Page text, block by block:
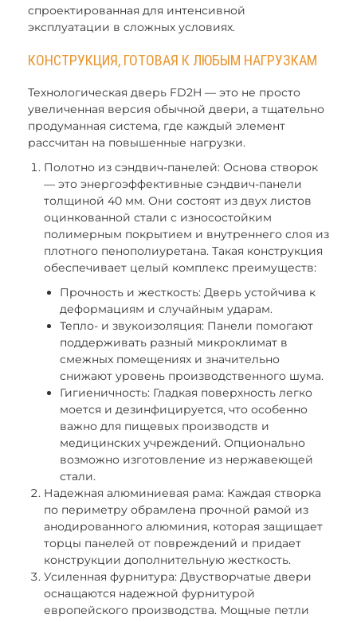
спроектированная для интенсивной
эксплуатации в сложных условиях.
КОНСТРУКЦИЯ, ГОТОВАЯ К ЛЮБЫМ НАГРУЗКАМ
Технологическая дверь FD2H — это не просто
увеличенная версия обычной двери, а тщательно
продуманная система, где каждый элемент
рассчитан на повышенные нагрузки.
Полотно из сэндвич-панелей: Основа створок
— это энергоэффективные сэндвич-панели
толщиной 40 мм. Они состоят из двух листов
оцинкованной стали с износостойким
полимерным покрытием и внутреннего слоя из
плотного пенополиуретана. Такая конструкция
обеспечивает целый комплекс преимуществ:
Прочность и жесткость: Дверь устойчива к
деформациям и случайным ударам.
Тепло- и звукоизоляция: Панели помогают
поддерживать разный микроклимат в
смежных помещениях и значительно
снижают уровень производственного шума.
Гигиеничность: Гладкая поверхность легко
моется и дезинфицируется, что особенно
важно для пищевых производств и
медицинских учреждений. Опционально
возможно изготовление из нержавеющей
стали.
Надежная алюминиевая рама: Каждая створка
по периметру обрамлена прочной рамой из
анодированного алюминия, которая защищает
торцы панелей от повреждений и придает
конструкции дополнительную жесткость.
Усиленная фурнитура: Двустворчатые двери
оснащаются надежной фурнитурой
европейского производства. Мощные петли